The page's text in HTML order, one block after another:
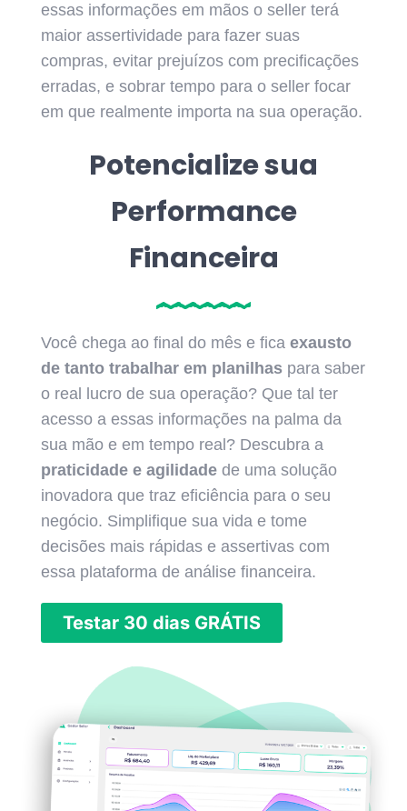
essas informações em mãos o seller terá
maior assertividade para fazer suas
compras, evitar prejuízos com precificações
erradas, e sobrar tempo para o seller focar
em que realmente importa na sua operação.
Potencialize sua
Performance
Financeira
Você chega ao final do mês e fica exausto
de tanto trabalhar em planilhas para saber
o real lucro de sua operação? Que tal ter
acesso a essas informações na palma da
sua mão e em tempo real? Descubra a
praticidade e agilidade de uma solução
inovadora que traz eficiência para o seu
negócio. Simplifique sua vida e tome
decisões mais rápidas e assertivas com
essa plataforma de análise financeira.
Testar 30 dias GRÁTIS